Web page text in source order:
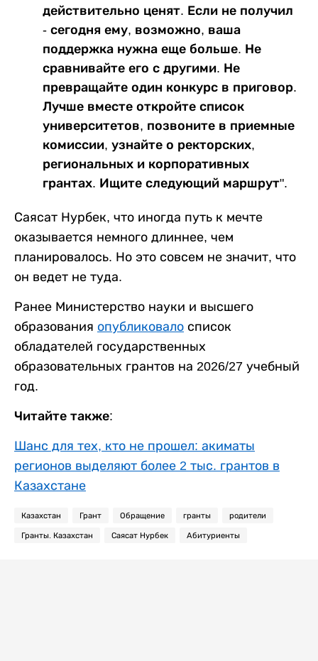
действительно ценят. Если не получил
- сегодня ему, возможно, ваша
поддержка нужна еще больше. Не
сравнивайте его с другими. Не
превращайте один конкурс в приговор.
Лучше вместе откройте список
университетов, позвоните в приемные
комиссии, узнайте о ректорских,
региональных и корпоративных
грантах. Ищите следующий маршрут".
Саясат Нурбек, что иногда путь к мечте
оказывается немного длиннее, чем
планировалось. Но это совсем не значит, что
он ведет не туда.
Ранее Министерство науки и высшего
образования опубликовало список
обладателей государственных
образовательных грантов на 2026/27 учебный
год.
Читайте также:
Шанс для тех, кто не прошел: акиматы
регионов выделяют более 2 тыс. грантов в
Казахстане
Казахстан Грант Обращение гранты родители
Гранты. Казахстан Саясат Нурбек Абитуриенты